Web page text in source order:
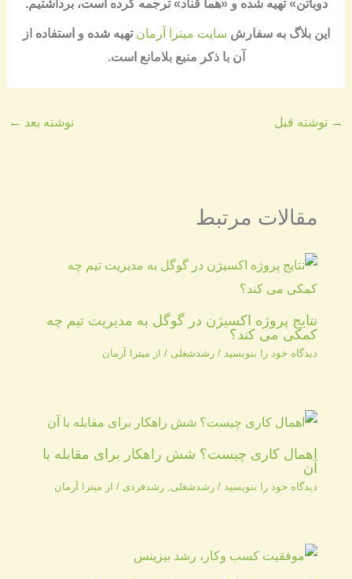
دوباتن» تهیه شده و «هما قناد» ترجمه کرده است، برداشتیم.
​​این بلاگ به سفارش سایت میترا آرمان تهیه شده و استفاده از
آن با ذکر منبع بلامانع است​.
→ نوشته قبل نوشته بعد ←
مقالات مرتبط
نتایج پروژه اکسیژن در گوگل به مدیریت تیم چه
کمکی می کند؟
دیدگاه‌ خود را بنویسید / رشدشغلی / از میترا آرمان
اهمال کاری چیست؟ شش راهکار برای مقابله با
آن
دیدگاه‌ خود را بنویسید / رشدشغلی رشدفردی / از میترا آرمان